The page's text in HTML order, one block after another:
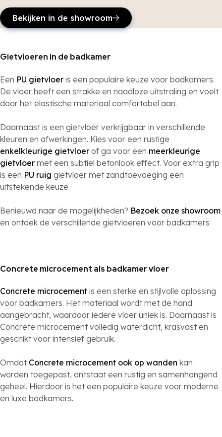
Bekijken in de showroom
Gietvloeren in de badkamer
Een PU gietvloer is een populaire keuze voor badkamers.
De vloer heeft een strakke en naadloze uitstraling en voelt
door het elastische materiaal comfortabel aan.
Daarnaast is een gietvloer verkrijgbaar in verschillende
kleuren en afwerkingen. Kies voor een rustige
enkelkleurige gietvloer of ga voor een meerkleurige
gietvloer met een subtiel betonlook effect. Voor extra grip
is een PU ruig gietvloer met zandtoevoeging een
uitstekende keuze.
Benieuwd naar de mogelijkheden? Bezoek onze showroom
en ontdek de verschillende gietvloeren voor badkamers
Concrete microcement als badkamer vloer
Concrete microcement is een sterke en stijlvolle oplossing
voor badkamers. Het materiaal wordt met de hand
aangebracht, waardoor iedere vloer uniek is. Daarnaast is
Concrete microcement volledig waterdicht, krasvast en
geschikt voor intensief gebruik.
Omdat Concrete microcement ook op wanden kan
worden toegepast, ontstaat een rustig en samenhangend
geheel. Hierdoor is het een populaire keuze voor moderne
en luxe badkamers.